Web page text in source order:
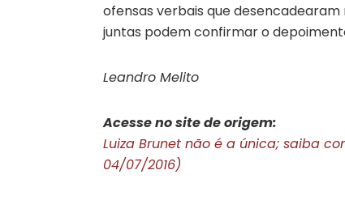
ofensas verbais que
juntas podem confirmar o
Leandro Melito
Acesse no site de origem:
Luiza Brunet não é a única; saiba
04/07/2016)